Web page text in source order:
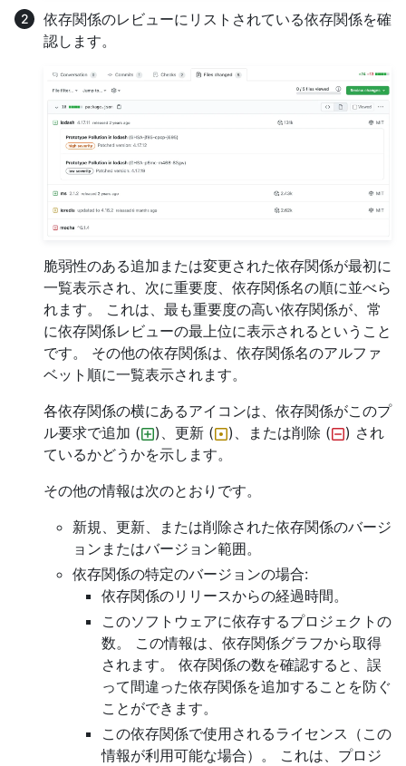
依存関係のレビューにリストされている依存関係を確
認します。
脆弱性のある追加または変更された依存関係が最初に
一覧表示され、次に重要度、依存関係名の順に並べら
れます。 これは、最も重要度の高い依存関係が、常
に依存関係レビューの最上位に表示されるということ
です。 その他の依存関係は、依存関係名のアルファ
ベット順に一覧表示されます。
各依存関係の横にあるアイコンは、依存関係がこのプ
ル要求で追加 (
)、更新 ( )、または削除 (
) され
ているかどうかを示します。
その他の情報は次のとおりです。
新規、更新、または削除された依存関係のバージ
ョンまたはバージョン範囲。
依存関係の特定のバージョンの場合:
依存関係のリリースからの経過時間。
このソフトウェアに依存するプロジェクトの
数。 この情報は、依存関係グラフから取得
されます。 依存関係の数を確認すると、誤
って間違った依存関係を追加することを防ぐ
ことができます。
この依存関係で使用されるライセンス（この
情報が利用可能な場合）。 これは、プロジ